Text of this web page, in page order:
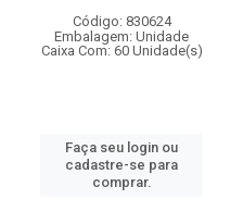
Código: 830624
Embalagem: Unidade
Caixa Com: 60 Unidade(s)
Faça seu login ou
cadastre-se para
comprar.